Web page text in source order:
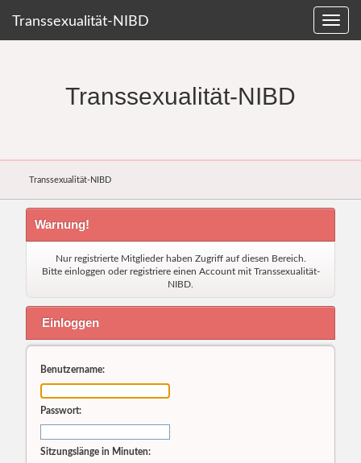
Transsexualität-NIBD
Transsexualität-NIBD
Transsexualität-NIBD
Warnung!
Nur registrierte Mitglieder haben Zugriff auf diesen Bereich.
Bitte einloggen oderregistriere einen Accountmit Transsexualität-
NIBD.
Einloggen
Benutzername:
Passwort:
Sitzungslänge in Minuten: